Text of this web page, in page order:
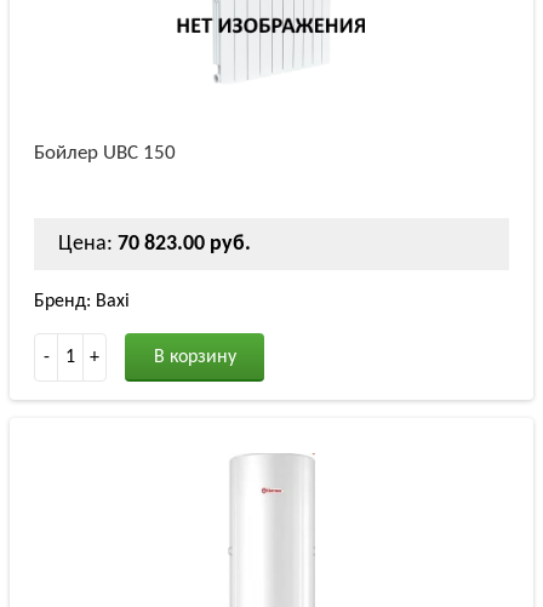
Бойлер UBC 150
Цена: 70 823.00 руб.
Бренд: Baxi
- 1 + В корзину